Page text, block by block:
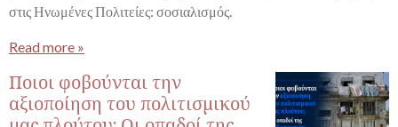
στις Ηνωμένες Πολιτείες: σοσιαλισμός.
Read more »
Ποιοι φοβούνται την
αξιοποίηση του πολιτισμικού